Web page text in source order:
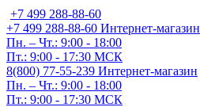
+7 499 288-88-60
+7 499 288-88-60 Интернет-магазин
Пн. – Чт.: 9:00 - 18:00
Пт.: 9:00 - 17:30 МСК
8(800) 77-55-239 Интернет-магазин
Пн. – Чт.: 9:00 - 18:00
Пт.: 9:00 - 17:30 МСК